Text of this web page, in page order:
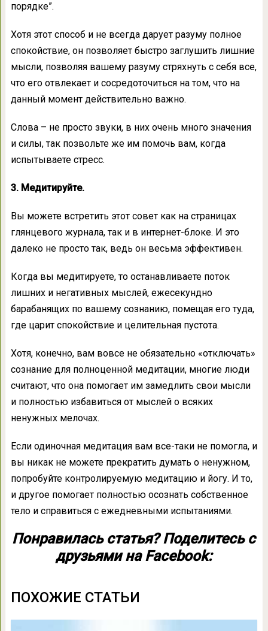
порядке”.
Хотя этот способ и не всегда дарует разуму полное
спокойствие, он позволяет быстро заглушить лишние
мысли, позволяя вашему разуму стряхнуть с себя все,
что его отвлекает и сосредоточиться на том, что на
данный момент действительно важно.
Слова – не просто звуки, в них очень много значения
и силы, так позвольте же им помочь вам, когда
испытываете стресс.
3. Медитируйте.
Вы можете встретить этот совет как на страницах
глянцевого журнала, так и в интернет-блоке. И это
далеко не просто так, ведь он весьма эффективен.
Когда вы медитируете, то останавливаете поток
лишних и негативных мыслей, ежесекундно
барабанящих по вашему сознанию, помещая его туда,
где царит спокойствие и целительная пустота.
Хотя, конечно, вам вовсе не обязательно «отключать»
сознание для полноценной медитации, многие люди
считают, что она помогает им замедлить свои мысли
и полностью избавиться от мыслей о всяких
ненужных мелочах.
Если одиночная медитация вам все-таки не помогла, и
вы никак не можете прекратить думать о ненужном,
попробуйте контролируемую медитацию и йогу. И то,
и другое помогает полностью осознать собственное
тело и справиться с ежедневными испытаниями.
Понравилась статья? Поделитесь с
друзьями на Facebook:
ПОХОЖИЕ СТАТЬИ